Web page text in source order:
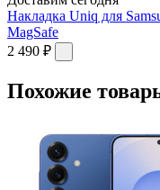
Накладка Uniq для
MagSafe
2 490 ₽
Похожие